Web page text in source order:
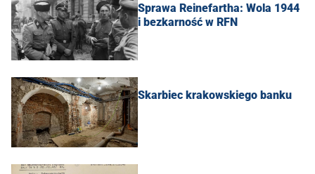
Sprawa Reinefartha: Wola 1944
i bezkarność w RFN
Skarbiec krakowskiego banku